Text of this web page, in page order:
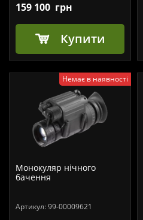
159 100 грн
Купити
Немає в наявності
Монокуляр нічного
бачення
Артикул:99-00009621